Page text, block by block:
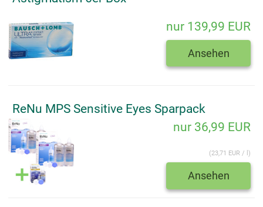
nur 139,99 EUR
Ansehen
ReNu MPS Sensitive Eyes Sparpack
nur 36,99 EUR
(23,71 EUR / l)
Ansehen